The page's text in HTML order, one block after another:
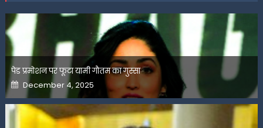
पेड प्रमोशन पर फूटा यामी गौतम का गुस्सा
Posted
on
December 4, 2025